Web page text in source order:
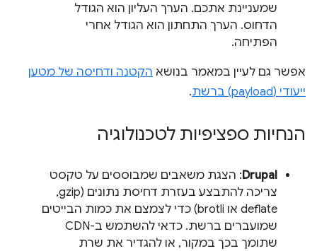
שמעניינת אתכם. הערך העליון הוא הגודל
הדחוס. הערך התחתון הוא הגודל אחרי
הפתיחה.
אפשר גם לעיין במאמר בנושא הקטנה ודחיסה של מטען
ייעודי (payload) ברשת
.
הנחיות ספציפיות לטכנולוגיה
Drupal: הצגת משאבים שמבוססים על טקסט
צריכה להתבצע בעזרת דחיסת נתונים (gzip‏,
deflate או brotli) כדי לצמצם את כמות הבייטים
שמועברים ברשת. כדאי להשתמש ב-CDN
שתומך בכך במקור, או להגדיר את שרת